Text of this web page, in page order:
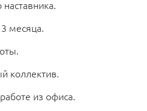
месяца.
коллектив.
из офиса.